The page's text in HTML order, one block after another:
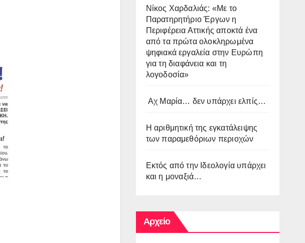
Νίκος Χαρδαλιάς: «Με το
Παρατηρητήριο Έργων η
Περιφέρεια Αττικής αποκτά ένα
από τα πρώτα ολοκληρωμένα
ψηφιακά εργαλεία στην Ευρώπη
για τη διαφάνεια και τη
λογοδοσία»
Αχ Μαρία… δεν υπάρχει ελπίς…
Η αριθμητική της εγκατάλειψης
των παραμεθόριων περιοχών
Εκτός από την Ιδεολογία υπάρχει
και η μοναξιά…
Αρχείο